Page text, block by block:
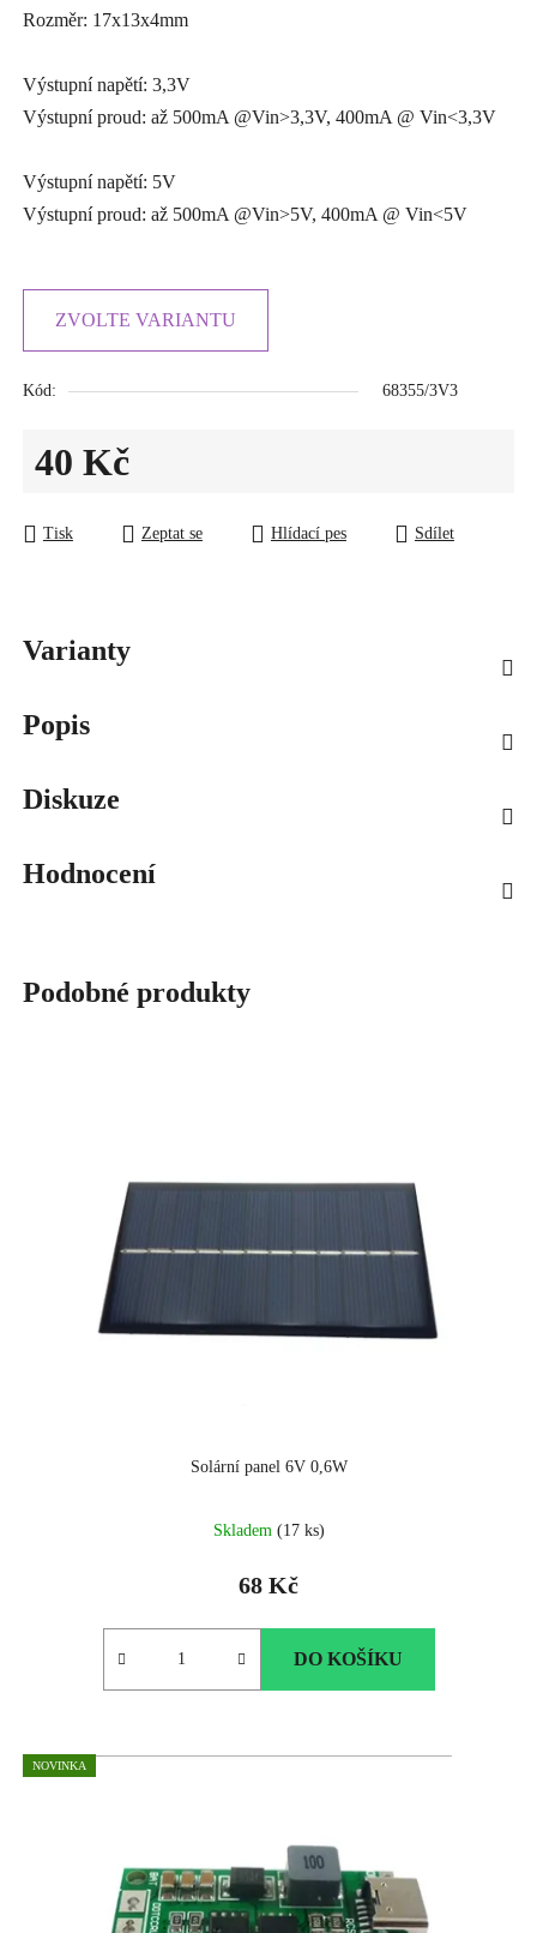
Rozměr: 17x13x4mm
Výstupní napětí: 3,3V
Výstupní proud: až 500mA @Vin>3,3V, 400mA @ Vin<3,3V
Výstupní napětí: 5V
Výstupní proud: až 500mA @Vin>5V, 400mA @ Vin<5V
ZVOLTE VARIANTU
Kód: 68355/3V3
40 Kč
Tisk Zeptat se Hlídací pes Sdílet
Varianty
Popis
Diskuze
Hodnocení
Podobné produkty
Solární panel 6V 0,6W
Skladem (17 ks)
68 Kč
DO KOŠÍKU
NOVINKA